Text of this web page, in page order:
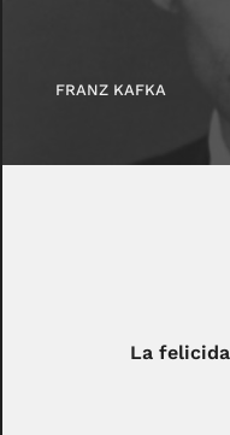
FRANZ KAFKA
La